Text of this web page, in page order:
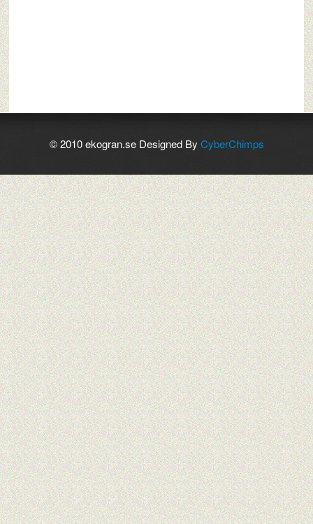
© 2010 ekogran.se Designed By CyberChimps